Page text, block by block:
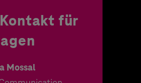
für
Mossal